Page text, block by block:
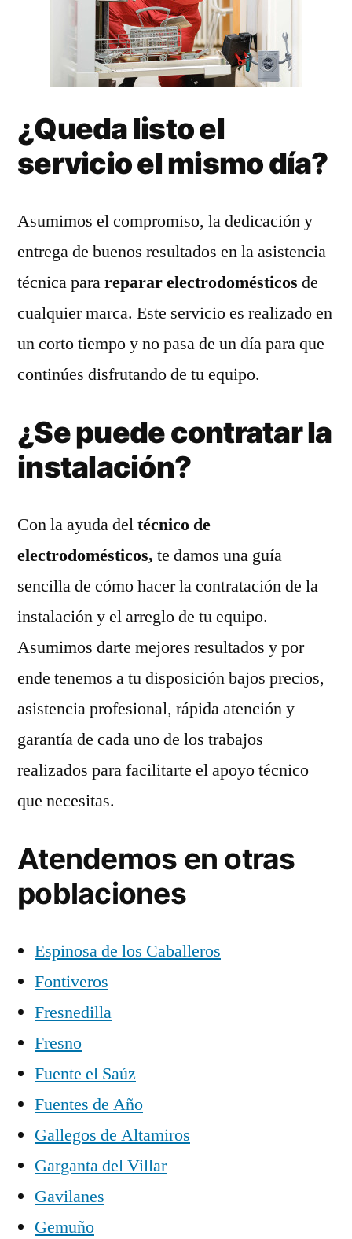
¿Queda listo el
servicio el mismo día?
Asumimos el compromiso, la dedicación y
entrega de buenos resultados en la asistencia
técnica parareparar electrodomésticos de
cualquier marca. Este servicio es realizado en
un corto tiempo y no pasa de un día para que
continúes disfrutando de tu equipo.
¿Se puede contratar la
instalación?
Con la ayuda deltécnico de
electrodomésticos, te damos una guía
sencilla de cómo hacer la contratación de la
instalación y el arreglo de tu equipo.
Asumimos darte mejores resultados y por
ende tenemos a tu disposición bajos precios,
asistencia profesional, rápida atención y
garantía de cada uno de los trabajos
realizados para facilitarte el apoyo técnico
que necesitas.
Atendemos en otras
poblaciones
Espinosa de los Caballeros
Fontiveros
Fresnedilla
Fresno
Fuente el Saúz
Fuentes de Año
Gallegos de Altamiros
Garganta del Villar
Gavilanes
Gemuño